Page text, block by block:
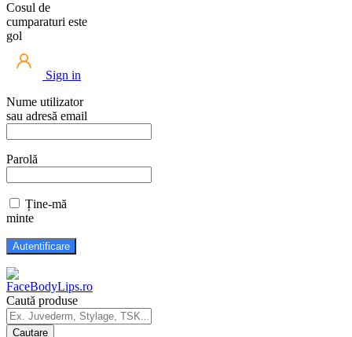
Cosul de
cumparaturi este
gol
Sign in
Nume utilizator
sau adresă email
Parolă
Ține-mă
minte
Caută produse